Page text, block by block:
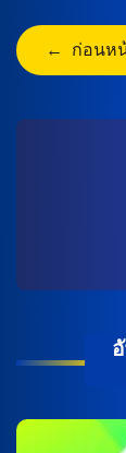
← ก่อนห